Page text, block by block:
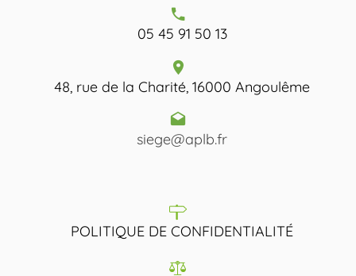
05 45 91 50 13
48, rue de la Charité, 16000 Angoulême
siege@aplb.fr
POLITIQUE DE CONFIDENTIALITÉ